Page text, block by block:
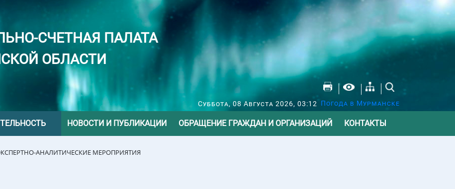
СЧЕТНАЯ ПАЛАТА
ОБЛАСТИ
Суббота, 08 Августа 2026, 03:12 Погода в Мурманске
НОВОСТИ И ПУБЛИКАЦИИ ОБРАЩЕНИЕ ГРАЖДАН И ОРГАНИЗАЦИЙ КОНТАКТЫ
АНАЛИТИЧЕСКИЕ МЕРОПРИЯТИЯ